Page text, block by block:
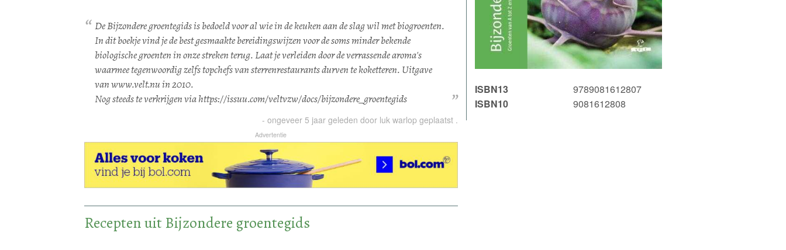
De Bijzondere groentegids is bedoeld voor al wie in de keuken aan de slag wil met biogroenten.
In dit boekje vind je de best gesmaakte bereidingswijzen voor de soms minder bekende
biologische groenten in onze streken terug. Laat je verleiden door de verrassende aroma's
waarmee tegenwoordig zelfs topchefs van sterrenrestaurants durven te koketteren. Uitgave
van www.velt.nu in 2010.
Nog steeds te verkrijgen via https://issuu.com/veltvzw/docs/bijzondere_groentegids
- ongeveer 5 jaargeleden door luk warlop geplaatst .
Advertentie
Recepten uit Bijzondere groentegids
ISBN13
9789081612807
ISBN10
9081612808